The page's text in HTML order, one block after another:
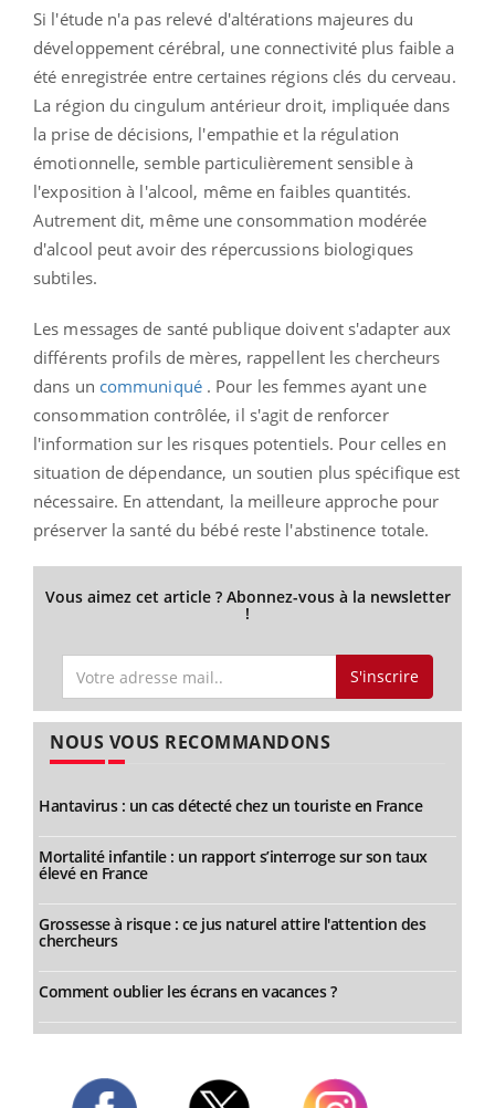
Si l'étude n'a pas relevé d'altérations majeures du
développement cérébral, une connectivité plus faible a
été enregistrée entre certaines régions clés du cerveau.
La région du cingulum antérieur droit, impliquée dans
la prise de décisions, l'empathie et la régulation
émotionnelle, semble particulièrement sensible à
l'exposition à l'alcool, même en faibles quantités.
Autrement dit, même une consommation modérée
d'alcool peut avoir des répercussions biologiques
subtiles.
Les messages de santé publique doivent s'adapter aux
différents profils de mères, rappellent les chercheurs
dans un communiqué. Pour les femmes ayant une
consommation contrôlée, il s'agit de renforcer
l'information sur les risques potentiels. Pour celles en
situation de dépendance, un soutien plus spécifique est
nécessaire. En attendant, la meilleure approche pour
préserver la santé du bébé reste l'abstinence totale.
Vous aimez cet article ? Abonnez-vous à la newsletter
!
S'inscrire
NOUS VOUS RECOMMANDONS
Hantavirus : un cas détecté chez un touriste en France
Mortalité infantile : un rapport s’interroge sur son taux
élevé en France
Grossesse à risque : ce jus naturel attire l'attention des
chercheurs
Comment oublier les écrans en vacances ?